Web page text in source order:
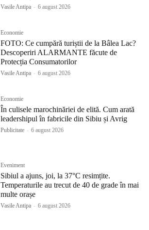
Vasile Antipa - 6 august 2026
Economie
FOTO: Ce cumpără turiștii de la Bâlea Lac?
Descoperiri ALARMANTE făcute de
Protecția Consumatorilor
Vasile Antipa - 6 august 2026
Economie
În culisele marochinăriei de elită. Cum arată
leadershipul în fabricile din Sibiu și Avrig
Publicitate - 6 august 2026
Eveniment
Sibiul a ajuns, joi, la 37°C resimțite.
Temperaturile au trecut de 40 de grade în mai
multe orașe
Vasile Antipa - 6 august 2026